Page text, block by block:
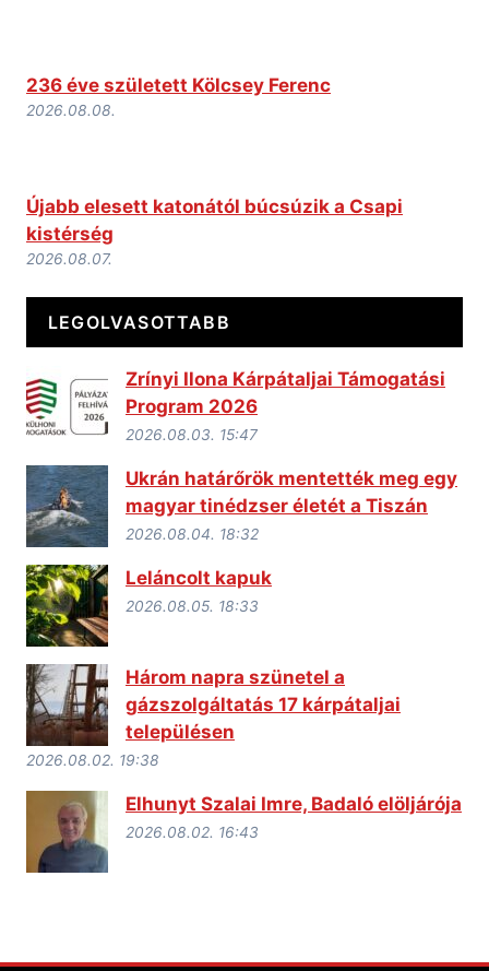
236 éve született Kölcsey Ferenc
2026.08.08.
Újabb elesett katonától búcsúzik a Csapi
kistérség
2026.08.07.
LEGOLVASOTTABB
Zrínyi Ilona Kárpátaljai Támogatási
Program 2026
2026.08.03. 15:47
Ukrán határőrök mentették meg egy
magyar tinédzser életét a Tiszán
2026.08.04. 18:32
Leláncolt kapuk
2026.08.05. 18:33
Három napra szünetel a
gázszolgáltatás 17 kárpátaljai
településen
2026.08.02. 19:38
Elhunyt Szalai Imre, Badaló elöljárója
2026.08.02. 16:43